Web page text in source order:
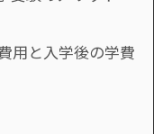
用と入学後の学費